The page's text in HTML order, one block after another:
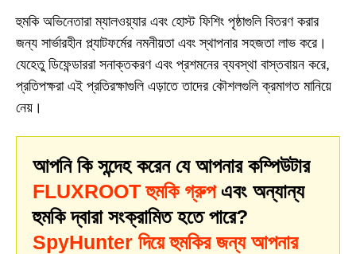
হুমকি অভিনেতারা ম্যালওয়্যার এবং হোস্ট ফিশিং পৃষ্ঠাগুলি বিতরণ করার
জন্য সার্ভারহীন প্ল্যাটফর্মের নমনীয়তা এবং স্থাপনার সহজতা লাভ করে।
যেহেতু ডিফেন্ডাররা সনাক্তকরণ এবং প্রশমনের ব্যবস্থা বাস্তবায়ন করে,
প্রতিপক্ষরা এই প্রতিরক্ষাগুলি এড়াতে তাদের কৌশলগুলি ক্রমাগত মানিয়ে
নেয়।
আপনি কি সন্দেহ করেন যে আপনার কম্পিউটার
FLUXROOT হুমকি গ্রুপএবং অন্যান্য
হুমকি দ্বারা সংক্রামিত হতে পারে?
SpyHunter দিয়ে হুমকির জন্য আপনার